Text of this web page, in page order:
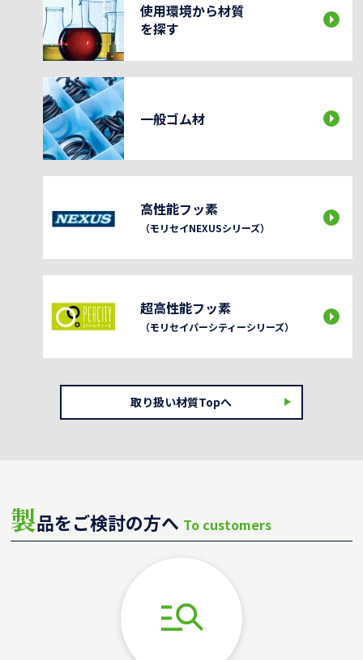
使用環境から材質
を探す
一般ゴム材
高性能フッ素
（モリセイNEXUSシリーズ）
超高性能フッ素
（モリセイパーシティーシリーズ）
取り扱い材質Topへ
製品をご検討の方へ To customers